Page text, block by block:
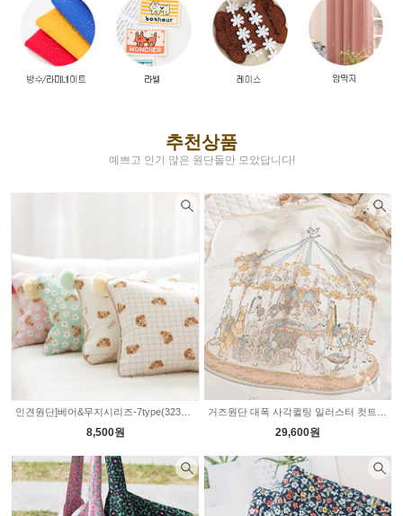
추천상품
예쁘고 인기 많은 원단들만 모았답니다!
8,500원 29,600원